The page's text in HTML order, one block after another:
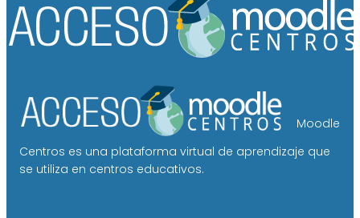
Moodle
Centros es una plataforma virtual de aprendizaje que
se utiliza en centros educativos.